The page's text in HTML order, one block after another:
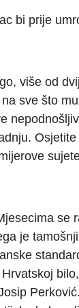
bi prije
više od
sve što
se
je